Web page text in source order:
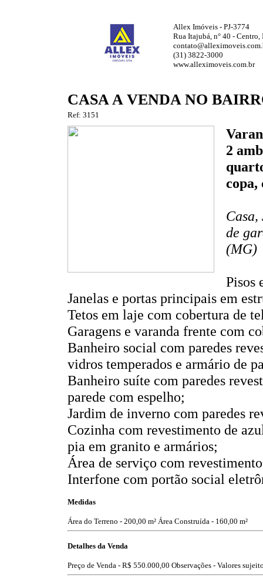
Allex Imóveis - PJ-3774
Rua Itajubá, n° 40 -
(31) 3822-3000
www.alleximoveis.com.br
CASA A VENDA NO
Ref: 3151
2
copa,
de
(MG)
Pisos
Janelas e portas principais em
Tetos em laje com cobertura de
Garagens e varanda frente com
Banheiro social com paredes
vidros temperados e armário de
Banheiro suíte com paredes
parede com espelho;
Jardim de inverno com paredes
Cozinha com revestimento de
pia em granito e armários;
Área de serviço com
Interfone com portão social
Medidas
Área do Terreno - 200,00 m² Área Construída - 160,00 m²
Detalhes da Venda
Preço de Venda - R$ 550.000,00 Observações - Valores